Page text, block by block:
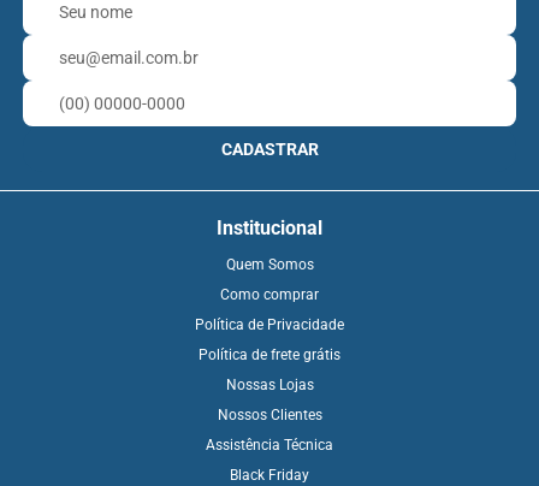
CADASTRAR
Institucional
Quem Somos
Como comprar
Política de Privacidade
Política de frete grátis
Nossas Lojas
Nossos Clientes
Assistência Técnica
Black Friday